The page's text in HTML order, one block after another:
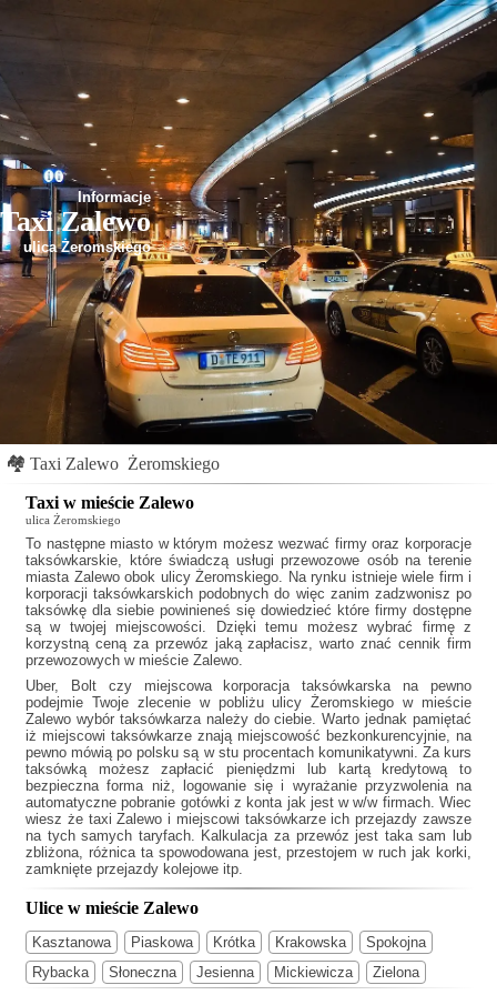
Informacje
Taxi Zalewo
ulica Żeromskiego
🏘 Taxi Zalewo Żeromskiego
Taxi w mieście Zalewo
ulica Żeromskiego
To następne miasto w którym możesz wezwać firmy oraz korporacje
taksówkarskie, które świadczą usługi przewozowe osób na terenie
miasta Zalewo obok ulicy Żeromskiego. Na rynku istnieje wiele firm i
korporacji taksówkarskich podobnych do więc zanim zadzwonisz po
taksówkę dla siebie powinieneś się dowiedzieć które firmy dostępne
są w twojej miejscowości. Dzięki temu możesz wybrać firmę z
korzystną ceną za przewóz jaką zapłacisz, warto znać cennik firm
przewozowych w mieście Zalewo.
Uber, Bolt czy miejscowa korporacja taksówkarska na pewno
podejmie Twoje zlecenie w pobliżu ulicy Żeromskiego w mieście
Zalewo wybór taksówkarza należy do ciebie. Warto jednak pamiętać
iż miejscowi taksówkarze znają miejscowość bezkonkurencyjnie, na
pewno mówią po polsku są w stu procentach komunikatywni. Za kurs
taksówką możesz zapłacić pieniędzmi lub kartą kredytową to
bezpieczna forma niż, logowanie się i wyrażanie przyzwolenia na
automatyczne pobranie gotówki z konta jak jest w w/w firmach. Wiec
wiesz że taxi Zalewo i miejscowi taksówkarze ich przejazdy zawsze
na tych samych taryfach. Kalkulacja za przewóz jest taka sam lub
zbliżona, różnica ta spowodowana jest, przestojem w ruch jak korki,
zamknięte przejazdy kolejowe itp.
Ulice w mieście Zalewo
Kasztanowa Piaskowa Krótka Krakowska
Spokojna
Rybacka
Słoneczna Jesienna Mickiewicza Zielona